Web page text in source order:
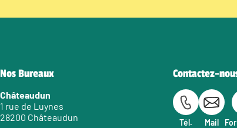
Nos Bureaux
Châteaudun
1 rue de Luynes
28200 Châteaudun
Contactez-
Tél. Mail